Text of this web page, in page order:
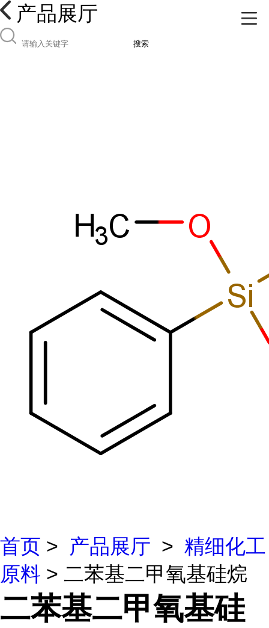
产品展厅
搜索
首页 > 产品展厅 > 精细化工
原料 > 二苯基二甲氧基硅烷
二苯基二甲氧基硅